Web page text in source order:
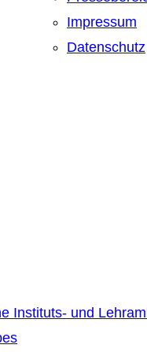
Impressum
Datenschutz
Instituts- und